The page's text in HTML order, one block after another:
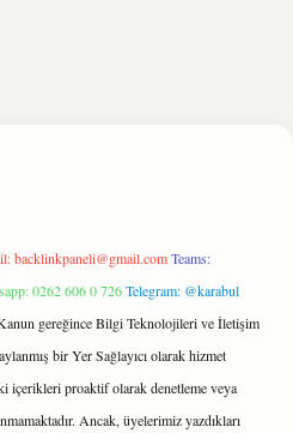
backlinkpaneli@gmail.com Teams:
0262 606 0 726Telegram: @karabul
gereğince Bilgi Teknolojileri ve İletişim
bir Yer Sağlayıcı olarak hizmet
içerikleri proaktif olarak denetleme veya
Ancak, üyelerimiz yazdıkları